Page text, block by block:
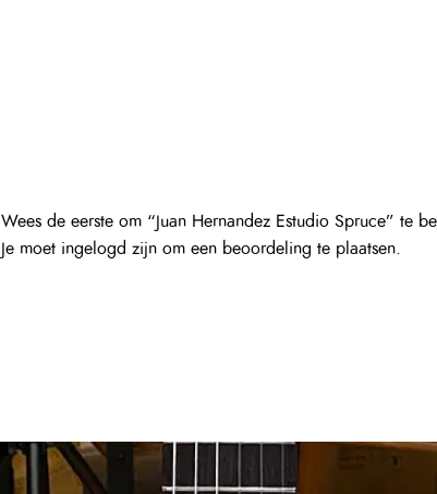
Wees de eerste om “Juan Hernandez Estudio Spruce” te
Je moet ingelogd zijnom een beoordeling te plaatsen.